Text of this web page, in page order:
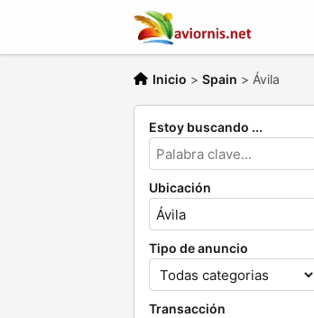
Inicio > Spain > Ávila
Estoy buscando ...
Ubicación
Tipo de anuncio
Transacción